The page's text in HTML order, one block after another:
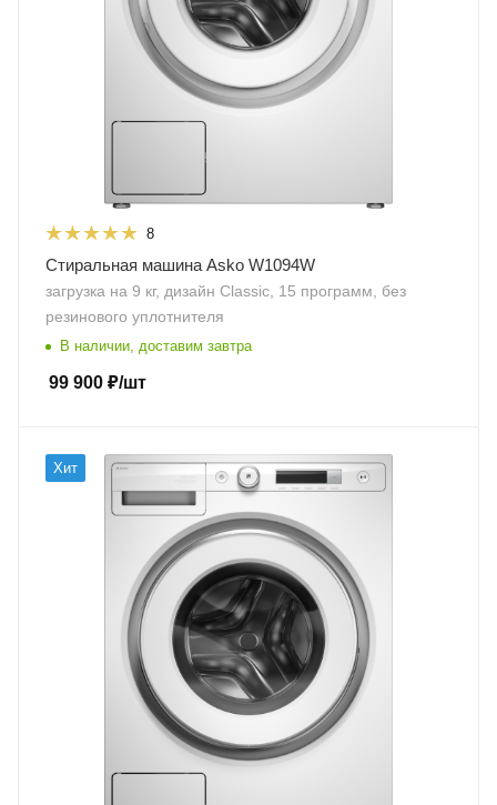
8
Стиральная машина Asko W1094W
загрузка на 9 кг, дизайн Classic, 15 программ, без
резинового уплотнителя
В наличии, доставим завтра
99 900 ₽/шт
Хит